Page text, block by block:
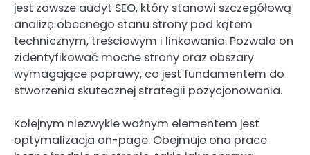
jest zawsze audyt SEO, który stanowi szczegółową
analizę obecnego stanu strony pod kątem
technicznym, treściowym i linkowania. Pozwala on
zidentyfikować mocne strony oraz obszary
wymagające poprawy, co jest fundamentem do
stworzenia skutecznej strategii pozycjonowania.
Kolejnym niezwykle ważnym elementem jest
optymalizacja on-page. Obejmuje ona prace